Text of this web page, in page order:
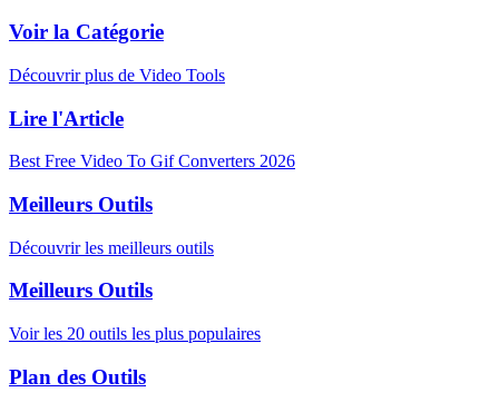
Voir la Catégorie
Découvrir plus de Video Tools
Lire l'Article
Best Free Video To Gif Converters 2026
Meilleurs Outils
Découvrir les meilleurs outils
Meilleurs Outils
Voir les 20 outils les plus populaires
Plan des Outils